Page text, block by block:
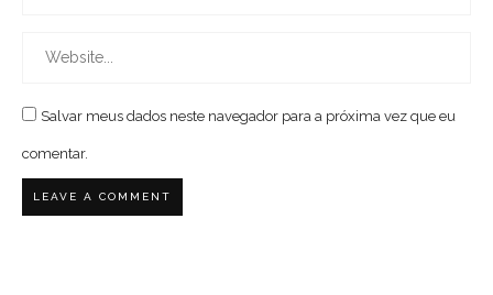
Salvar meus dados neste navegador para a próxima vez que eu
comentar.